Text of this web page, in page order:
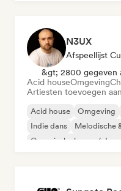
N3UX
Afspeellijst
&gt; 2800 gegeven
Acid houseOmgeving
Artiesten toevoegen
Acid house Omgeving
Indie dans
Melodische
Organische house /